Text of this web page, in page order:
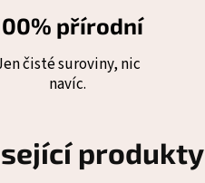
přírodní
čisté suroviny, nic
navíc.
produkty